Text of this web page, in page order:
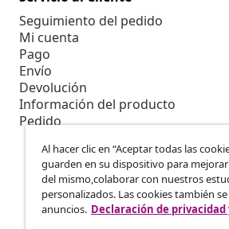
Seguimiento del pedido
Mi cuenta
Pago
Envío
Devolución
Información del producto
Pedido
Al hacer clic en “Aceptar todas las
guarden en su dispositivo para
del mismo,colaborar con nuestros
personalizados. Las cookies también
anuncios. Declaración de privacidad